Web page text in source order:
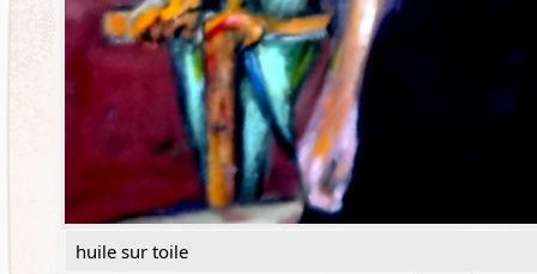
huile sur toile